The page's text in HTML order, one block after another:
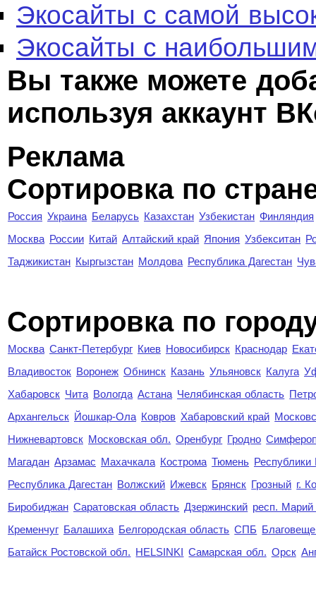
Экосайты с самой
Экосайты с
Вы также можете
используя аккаунт
Реклама
Сортировка по
Россия Украина Беларусь Казахстан Узбекистан Финляндия
Москва России Китай Алтайский край Япония Узбекситан
Таджикистан Кыргызстан Молдова Республика Дагестан
Cортировка по
Москва Санкт-Петербург Киев Новосибирск Краснодар
Владивосток Воронеж Обнинск Казань Ульяновск Калуга
Хабаровск Чита Вологда Астана Челябинская область
Архангельск Йошкар-Ола Ковров Хабаровский край
Нижневартовск Московская обл. Оренбург Гродно
Магадан Арзамас Махачкала Кострома Тюмень Республики
Республика Дагестан Волжский Ижевск Брянск Грозный г.
Биробиджан Саратовская область Дзержинский респ.
Кременчуг Балашиха Белгородская область СПБ
Батайск Ростовской обл. HELSINKI Самарская обл. Орск